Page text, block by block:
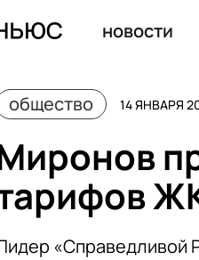
новости
общество 14 ЯНВАРЯ
«Справедливой